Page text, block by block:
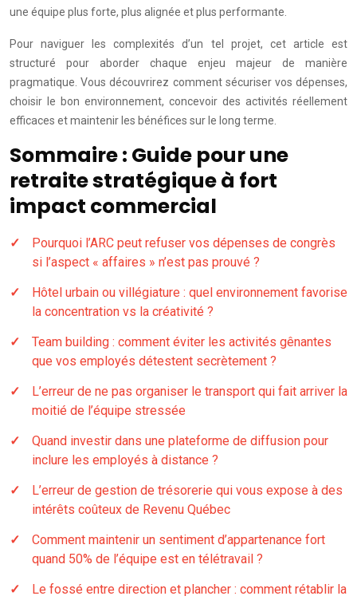
une équipe plus forte, plus alignée et plus performante.
Pour naviguer les complexités d’un tel projet, cet article est
structuré pour aborder chaque enjeu majeur de manière
pragmatique. Vous découvrirez comment sécuriser vos dépenses,
choisir le bon environnement, concevoir des activités réellement
efficaces et maintenir les bénéfices sur le long terme.
Sommaire : Guide pour une
retraite stratégique à fort
impact commercial
Pourquoi l’ARC peut refuser vos dépenses de congrès
si l’aspect « affaires » n’est pas prouvé ?
Hôtel urbain ou villégiature : quel environnement favorise
la concentration vs la créativité ?
Team building : comment éviter les activités gênantes
que vos employés détestent secrètement ?
L’erreur de ne pas organiser le transport qui fait arriver la
moitié de l’équipe stressée
Quand investir dans une plateforme de diffusion pour
inclure les employés à distance ?
L’erreur de gestion de trésorerie qui vous expose à des
intérêts coûteux de Revenu Québec
Comment maintenir un sentiment d’appartenance fort
quand 50% de l’équipe est en télétravail ?
Le fossé entre direction et plancher : comment rétablir la